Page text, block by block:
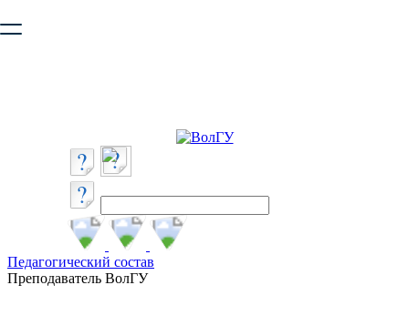
безопасную работу с сайтом. Пожалуйста
Педагогический состав
Преподаватель ВолГУ